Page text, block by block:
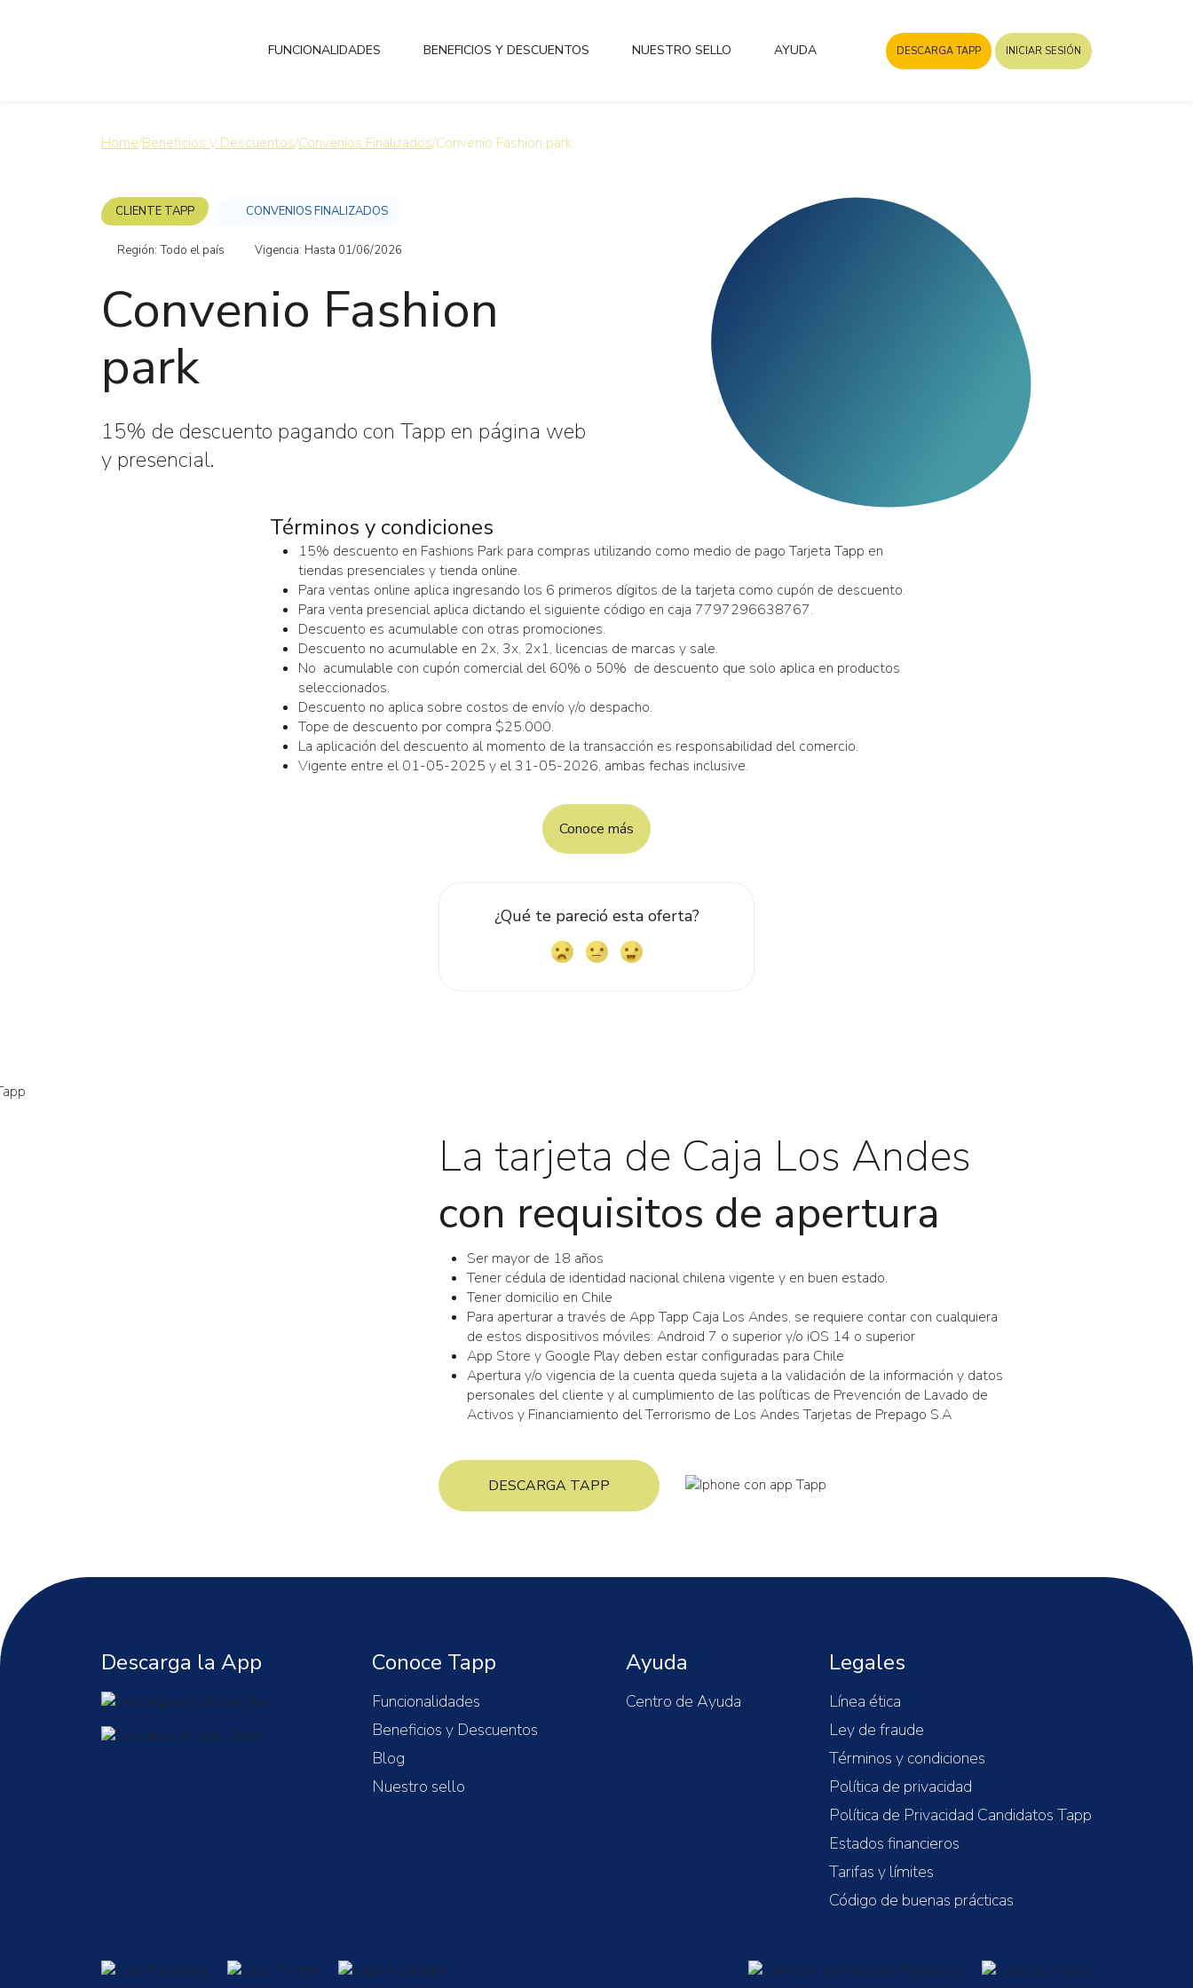
FUNCIONALIDADES BENEFICIOS Y DESCUENTOS NUESTRO SELLO AYUDA DESCARGA TAPP INICIAR SESIÓN
Home/Beneficios y Descuentos/Convenios Finalizados/Convenio Fashion park
CLIENTE TAPP CONVENIOS FINALIZADOS
Región: Todo el país Vigencia: Hasta 01/06/2026
Convenio Fashion
park
15% de descuento pagando con Tapp en página web
y presencial.
Términos y condiciones
15% descuento en Fashions Park para compras utilizando como medio de pago Tarjeta Tapp en
tiendas presenciales y tienda online.
Para ventas online aplica ingresando los 6 primeros dígitos de la tarjeta como cupón de descuento.
Para venta presencial aplica dictando el siguiente código en caja 7797296638767.
Descuento es acumulable con otras promociones.
Descuento no acumulable en 2x, 3x, 2x1, licencias de marcas y sale.
No acumulable con cupón comercial del 60% o 50% de descuento que solo aplica en productos
seleccionados.
Descuento no aplica sobre costos de envío y/o despacho.
Tope de descuento por compra $25.000.
La aplicación del descuento al momento de la transacción es responsabilidad del comercio.
Vigente entre el 01-05-2025 y el 31-05-2026, ambas fechas inclusive.
Conoce más
¿Qué te pareció esta oferta?
La tarjeta de Caja Los Andes
con requisitos de apertura
Ser mayor de 18 años
Tener cédula de identidad nacional chilena vigente y en buen estado.
Tener domicilio en Chile
Para aperturar a través de App Tapp Caja Los Andes, se requiere contar con cualquiera
de estos dispositivos móviles: Android 7 o superior y/o iOS 14 o superior
App Store y Google Play deben estar configuradas para Chile
Apertura y/o vigencia de la cuenta queda sujeta a la validación de la información y datos
personales del cliente y al cumplimiento de las políticas de Prevención de Lavado de
Activos y Financiamiento del Terrorismo de Los Andes Tarjetas de Prepago S.A
DESCARGA TAPP
Descarga la App Conoce Tapp
Funcionalidades
Beneficios y Descuentos
Blog
Nuestro sello
Ayuda
Centro de Ayuda
Legales
Línea ética
Ley de fraude
Términos y condiciones
Política de privacidad
Política de Privacidad Candidatos Tapp
Estados financieros
Tarifas y límites
Código de buenas prácticas